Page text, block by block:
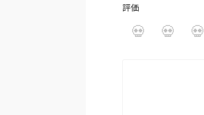
評価